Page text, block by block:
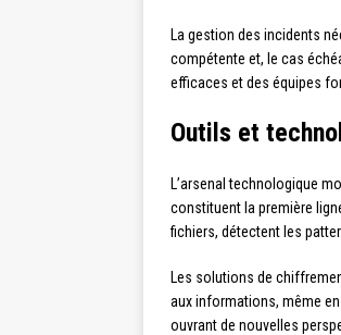
La gestion des incidents
compétente et, le cas
efficaces et des équipes
Outils et
L’arsenal technologique
constituent la première
fichiers, détectent les
Les solutions de
aux informations, même
ouvrant de nouvelles